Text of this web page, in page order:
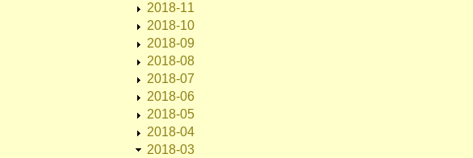
2018-11
2018-10
2018-09
2018-08
2018-07
2018-06
2018-05
2018-04
2018-03